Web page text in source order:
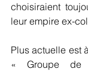
choisiraient
leur empire ex-
Plus actuelle est
« Groupe de